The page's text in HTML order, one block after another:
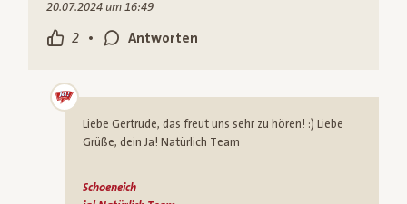
2 • Antworten
20.07.2024 um 16:49
Liebe Gertrude, das freut uns sehr zu hören! :) Liebe
Grüße, dein Ja! Natürlich Team
Schoeneich